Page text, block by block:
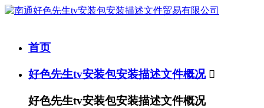
首页
好色先生tv安装包安装描述文件概况 
好色先生tv安装包安装描述文件概况